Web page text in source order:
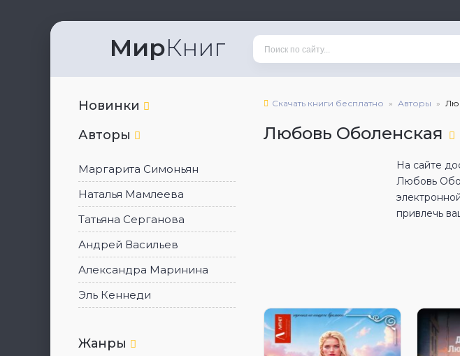
МирКниг
Новинки
Авторы
Маргарита Симоньян
Наталья Мамлеева
Татьяна Серганова
Андрей Васильев
Александра Маринина
Эль Кеннеди
Жанры
Скачать книги бесплатно Авторы
Любовь Оболенская
На сайте
Любовь
привлечь